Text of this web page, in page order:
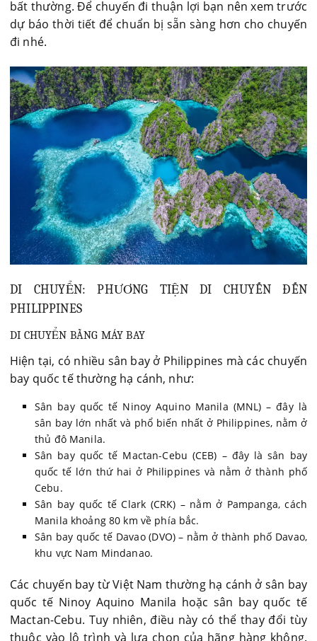
bất thường. Để chuyến đi thuận lợi bạn nên xem trước
dự báo thời tiết để chuẩn bị sẵn sàng hơn cho chuyến
đi nhé.
DI CHUYỂN: PHƯƠNG TIỆN DI CHUYẾN ĐẾN
PHILIPPINES
DI CHUYỂN BẰNG MÁY BAY
Hiện tại, có nhiều sân bay ở Philippines mà các chuyến
bay quốc tế thường hạ cánh, như:
Sân bay quốc tế Ninoy Aquino Manila (MNL) – đây là
sân bay lớn nhất và phổ biến nhất ở Philippines, nằm ở
thủ đô Manila.
Sân bay quốc tế Mactan-Cebu (CEB) – đây là sân bay
quốc tế lớn thứ hai ở Philippines và nằm ở thành phố
Cebu.
Sân bay quốc tế Clark (CRK) – nằm ở Pampanga, cách
Manila khoảng 80 km về phía bắc.
Sân bay quốc tế Davao (DVO) – nằm ở thành phố Davao,
khu vực Nam Mindanao.
Các chuyến bay từ Việt Nam thường hạ cánh ở sân bay
quốc tế Ninoy Aquino Manila hoặc sân bay quốc tế
Mactan-Cebu. Tuy nhiên, điều này có thể thay đổi tùy
thuộc vào lộ trình và lựa chọn của hãng hàng không.